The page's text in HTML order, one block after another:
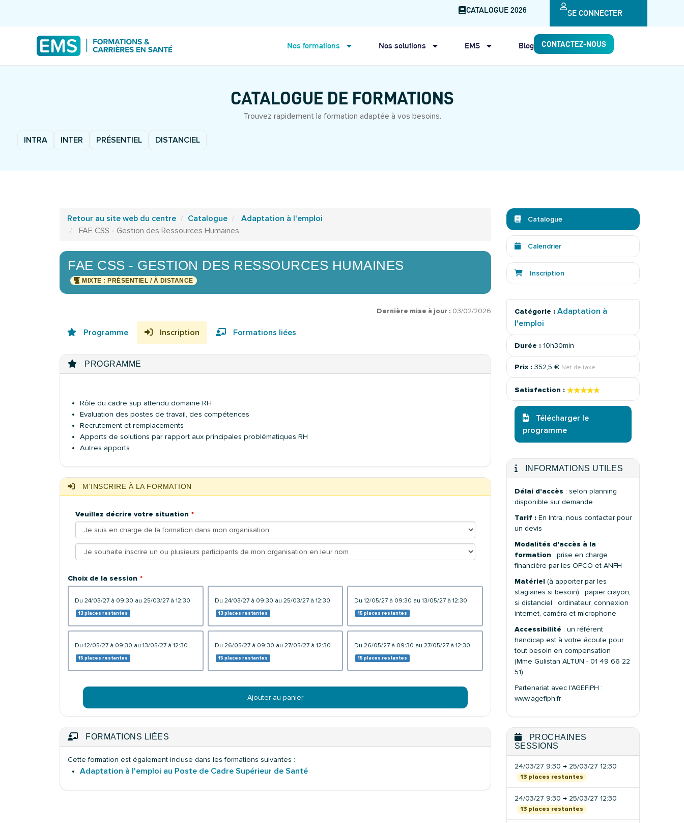
CATALOGUE 2026 SE CONNECTER
Nos formations Nos solutions EMS Blog CONTACTEZ-NOUS
CATALOGUE DE FORMATIONS
Trouvez rapidement la formation adaptée à vos besoins.
INTRA INTER PRÉSENTIEL DISTANCIEL
Retour au site web du centre Catalogue
Adaptation à l'emploi
FAE CSS - Gestion des Ressources Humaines
FAE CSS - GESTION DES RESSOURCES HUMAINES
MIXTE : PRÉSENTIEL / À DISTANCE
Dernière mise à jour : 03/02/2026
Programme Inscription Formations liées
PROGRAMME
Rôle du cadre sup attendu domaine RH
Evaluation des postes de travail, des compétences
Recrutement et remplacements
Apports de solutions par rapport aux principales problématiques RH
Autres apports
M'INSCRIRE À LA FORMATION
Veuillez décrire votre situation
Choix de la session
du 24/03/27 à 09:30 au 25/03/27 à 12:30
13 places restantes
du 24/03/27 à 09:30 au 25/03/27 à 12:30
13 places restantes
du 12/05/27 à 09:30 au 13/05/27 à 12:30
15 places restantes
du 12/05/27 à 09:30 au 13/05/27 à 12:30
15 places restantes
du 26/05/27 à 09:30 au 27/05/27 à 12:30
15 places restantes
du 26/05/27 à 09:30 au 27/05/27 à 12:30
15 places restantes
Ajouter au panier
FORMATIONS LIÉES
Cette formation est également incluse dans les formations suivantes :
Adaptation à l'emploi au Poste de Cadre Supérieur de Santé
Catalogue
Calendrier
Inscription
Catégorie : Adaptation à
l'emploi
Durée :10h30min
Prix : 352,5 € Net de taxe
Satisfaction : ★★★★★
★★★★★
Télécharger le
programme
INFORMATIONS UTILES
Délai d'accès : selon planning
disponible sur demande
Tarif : En Intra, nous contacter pour
un devis
Modalités d'accès à la
formation : prise en charge
financière par les OPCO et ANFH
Matériel (à apporter par les
stagiaires si besoin) : papier crayon,
si distanciel : ordinateur, connexion
internet, caméra et microphone
Accessibilité : un référent
handicap est à votre écoute pour
tout besoin en compensation
(Mme Gulistan ALTUN - 01 49 66 22
51)
Partenariat avec l'AGEFIPH :
www.agefiph.fr
PROCHAINES
SESSIONS
24/03/27 9:30 → 25/03/27 12:30
13 places restantes
24/03/27 9:30 → 25/03/27 12:30
13 places restantes